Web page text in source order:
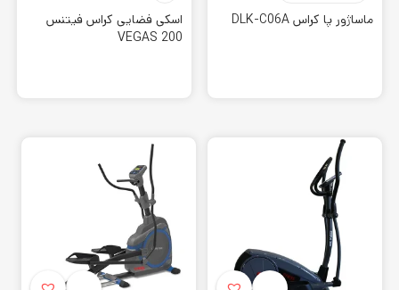
نمایید. همچنین کامل ترین توضیحات مربوط به برندها، محصولات
ماساژور پا کراس DLK-C06A
اسکی فضایی کراس فیتنس
VEGAS 200